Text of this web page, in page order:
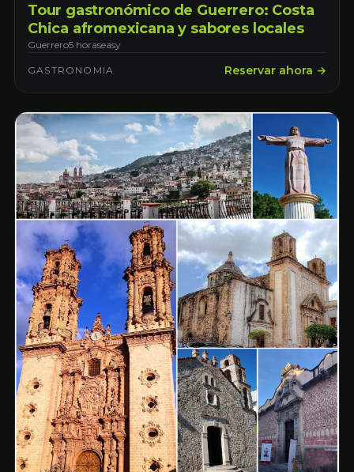
Tour gastronómico de Guerrero: Costa
Chica afromexicana y sabores locales
Guerrero5 horaseasy
GASTRONOMIA Reservar ahora →